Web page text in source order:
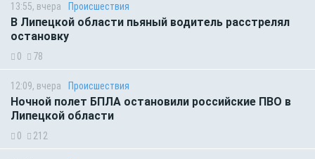
13:55, вчера Происшествия
В Липецкой области пьяный водитель расстрелял
остановку
0 78
12:09, вчера Происшествия
Ночной полет БПЛА остановили российские ПВО в
Липецкой области
0 212